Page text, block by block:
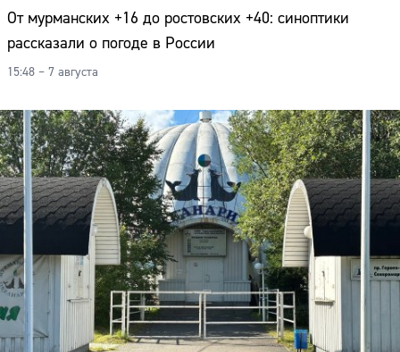
От мурманских +16 до ростовских +40: синоптики
рассказали о погоде в России
15:48 – 7 августа